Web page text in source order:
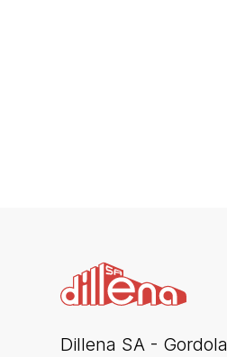
Dillena SA - Gordola